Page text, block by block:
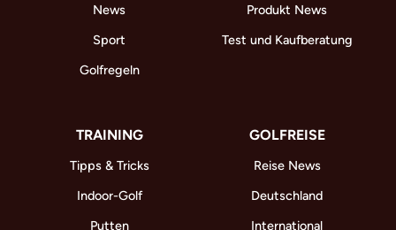
News
Sport
Golfregeln
Produkt News
Test und Kaufberatung
TRAINING
Tipps & Tricks
Indoor-Golf
Putten
GOLFREISE
Reise News
Deutschland
International